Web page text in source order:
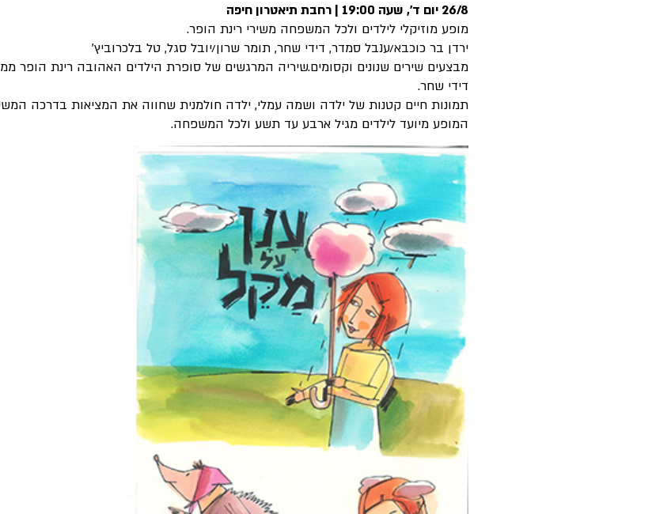
26/8 יום ד', שעה 19:00 | רחבת תיאטרון חיפה
מופע מוזיקלי לילדים ולכל המשפחה משירי רינת הופר.
ירדן בר כוכבא/ענבל סמדר, דידי שחר, תומר שרון/יובל סגל, טל בלכרוביץ'
מבצעים שירים שנונים וקסומים.שיריה המרגשים של סופרת הילדים האהובה רינת הופר
דידי שחר.
תמונות חיים קטנות של ילדה ושמה עמלי, ילדה חולמנית שחווה את המציאות בדרכה
המופע מיועד לילדים מגיל ארבע עד תשע ולכל המשפחה.